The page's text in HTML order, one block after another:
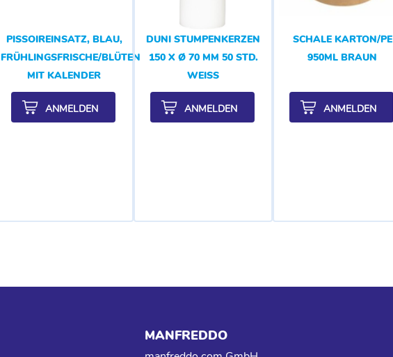
PISSOIREINSATZ, BLAU,
FRÜHLINGSFRISCHE/BLÜTENDUFT
MIT KALENDER
ANMELDEN
DUNI STUMPENKERZEN
150 X Ø 70 MM 50 STD.
WEISS
ANMELDEN
SCHALE KARTON/PE
950ML BRAUN
ANMELDEN
MANFREDDO